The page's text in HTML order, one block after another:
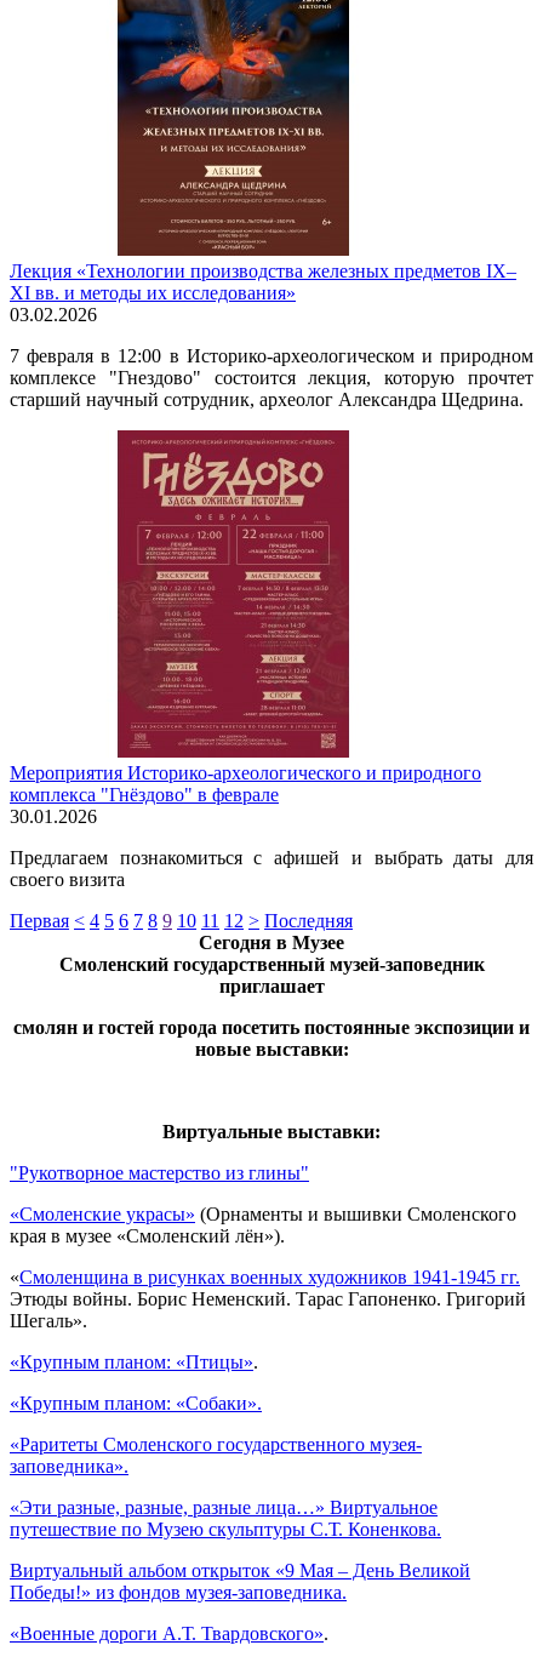
Лекция «Технологии производства железных предметов IX–
XI вв. и методы их исследования»
03.02.2026
7 февраля в 12:00 в Историко-археологическом и природном
комплексе "Гнездово" состоится лекция, которую прочтет
старший научный сотрудник, археолог Александра Щедрина.
Мероприятия Историко-археологического и природного
комплекса "Гнёздово" в феврале
30.01.2026
Предлагаем познакомиться с афишей и выбрать даты для
своего визита
Первая < 4 5 6 7 8 9 10 11 12 > Последняя
Сегодня в Музее
Смоленский государственный музей-заповедник
приглашает
смолян и гостей города посетить постоянные экспозиции и
новые выставки:
Виртуальные выставки:
"Рукотворное мастерство из глины"
«Смоленские украсы» (Орнаменты и вышивки Смоленского
края в музее «Смоленский лён»).
«Смоленщина в рисунках военных художников 1941-1945 гг.
Этюды войны. Борис Неменский. Тарас Гапоненко. Григорий
Шегаль».
«Крупным планом: «Птицы».
«Крупным планом: «Собаки».
«Раритеты Смоленского государственного музея-
заповедника».
«Эти разные, разные, разные лица…» Виртуальное
путешествие по Музею скульптуры С.Т. Коненкова.
Виртуальный альбом открыток «9 Мая – День Великой
Победы!» из фондов музея-заповедника.
«Военные дороги А.Т. Твардовского».